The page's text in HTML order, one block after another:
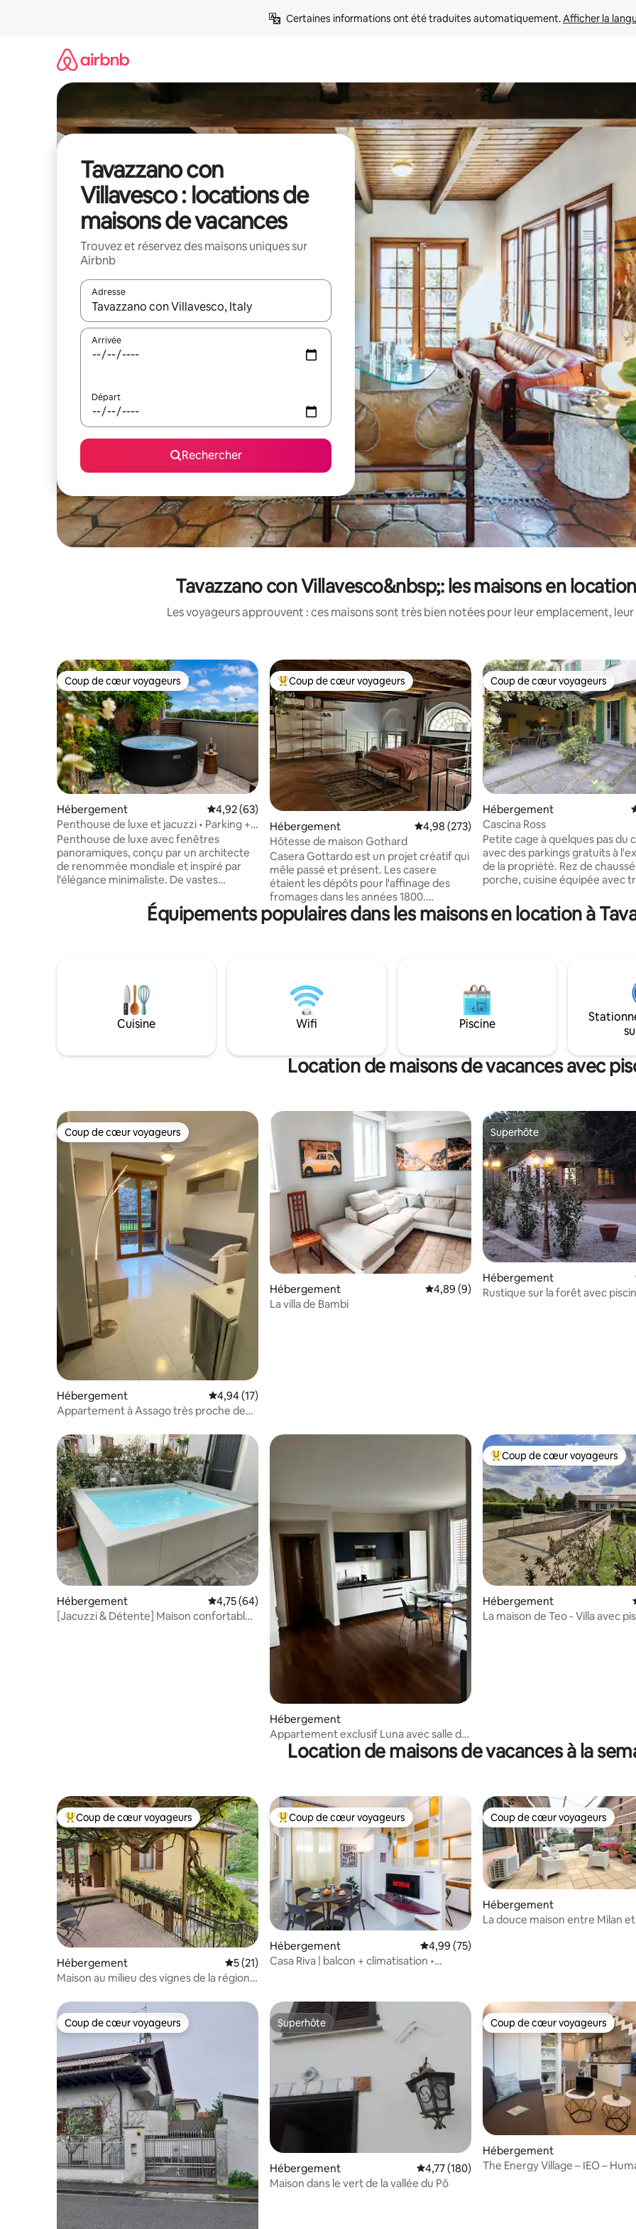
Certaines informations ont été traduites automatiquement. Afficher la
Tavazzano con
Villavesco : locations de
maisons de vacances
Trouvez et réservez des maisons uniques sur
Airbnb
Adresse
Lorsque les résultats s'affichent, utilisez les flèches vers le haut et vers le bas pour les parcourir ou en appuyant et en
Arrivée
Départ
Rechercher
Tavazzano con Villavesco&nbsp;: les maisons en
Les voyageurs approuvent : ces maisons sont très bien notées pour leur emplacement,
Coup de cœur voyageurs
Coup de cœur voyageurs
Hébergement Évaluation moyenne sur la base de 63 commentaires : 4,92 sur 5
4,92 (63)
Penthouse de luxe et jacuzzi • Parking +
métro
Penthouse de luxe avec fenêtres
panoramiques, conçu par un architecte
de renommée mondiale et inspiré par
l'élégance minimaliste. De vastes
terrasses privées verdoyantes avec
jacuzzi extérieur (de mai à septembre)
pour les couples et les cadres à la
recherche de confort, d'intimité et d'une
expérience italienne unique, à proximité
du centre-ville. Toutes sortes de services
Coups de cœur voyageurs les plus appréciés
Coup de cœur voyageurs
Hébergement Évaluation moyenne sur la base de 273
4,98 (273)
Hôtesse de maison Gothard
Casera Gottardo est un projet créatif qui
mêle passé et présent. Les casere
étaient les dépôts pour l'affinage des
fromages dans les années 1800.
Aujourd'hui, c'est un lieu où la lumière et
les matériaux s'entremêlent dans un
Tortona, etc., à 10 minutes à pied du
métro vert (arrêt Porta Genova) et à 20
minutes à pied du Duomo, tout en
restant dans une rue fermée et
Coup de cœur voyageurs
Coup de cœur voyageurs
Hébergement
Cascina Ross
Petite cage à quelques pas du
avec des parkings gratuits à
de la propriété. Rez de
porche, cuisine équipée avec
bain de service. Premier étage
1 chambre double et une
parquet et pierre, mobilier très
avec des éléments contrastés
vintage et les œuvres
artistes propriétaires.
Équipements populaires dans les maisons en location à
Cuisine Wifi Piscine
Location de maisons de vacances avec
Coup de cœur voyageurs
Coup de cœur voyageurs
Hébergement Évaluation moyenne sur la base de 17 commentaires : 4,94 sur 5
4,94 (17)
Appartement à Assago très proche de
Hébergement Évaluation moyenne sur la base de 9
4,89 (9)
La villa de Bambi
Superhôte
Superhôte
Hébergement
Rustique sur la forêt avec
Hébergement Évaluation moyenne sur la base de 64 commentaires : 4,75 sur 5
4,75 (64)
[Jacuzzi & Détente] Maison confortable
Hébergement
Appartement exclusif Luna avec salle de
gym et piscine.
Coups de cœur voyageurs les
Coup de cœur voyageurs
Hébergement
La maison de Teo - Villa avec
Location de maisons de vacances à la
Coups de cœur voyageurs les plus appréciés
Coup de cœur voyageurs
Hébergement Évaluation moyenne sur la base de 21 commentaires : 5 sur 5
5 (21)
Maison au milieu des vignes de la région
Coups de cœur voyageurs les plus appréciés
Coup de cœur voyageurs
Hébergement Évaluation moyenne sur la base de 75
4,99 (75)
Casa Riva | balcon + climatisation •
Coup de cœur voyageurs
Coup de cœur voyageurs
Hébergement
La douce maison entre Milan et
Coup de cœur voyageurs
Coup de cœur voyageurs Superhôte
Superhôte
Hébergement Évaluation moyenne sur la base de 180
4,77 (180)
Maison dans le vert de la vallée du Pô
Coup de cœur voyageurs
Coup de cœur voyageurs
Hébergement
The Energy Village – IEO –